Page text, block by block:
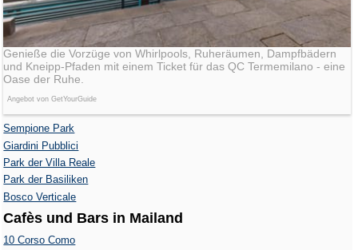
Genieße die Vorzüge von Whirlpools, Ruheräumen, Dampfbädern
und Kneipp-Pfaden mit einem Ticket für das QC Termemilano - eine
Oase der Ruhe.
Angebot von GetYourGuide
Sempione Park
Giardini Pubblici
Park der Villa Reale
Park der Basiliken
Bosco Verticale
Cafès und Bars in Mailand
10 Corso Como